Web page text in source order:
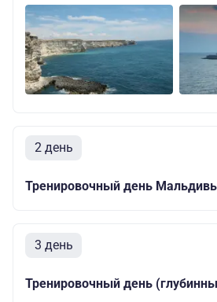
2 день
Тренировочный день
3 день
Тренировочный день